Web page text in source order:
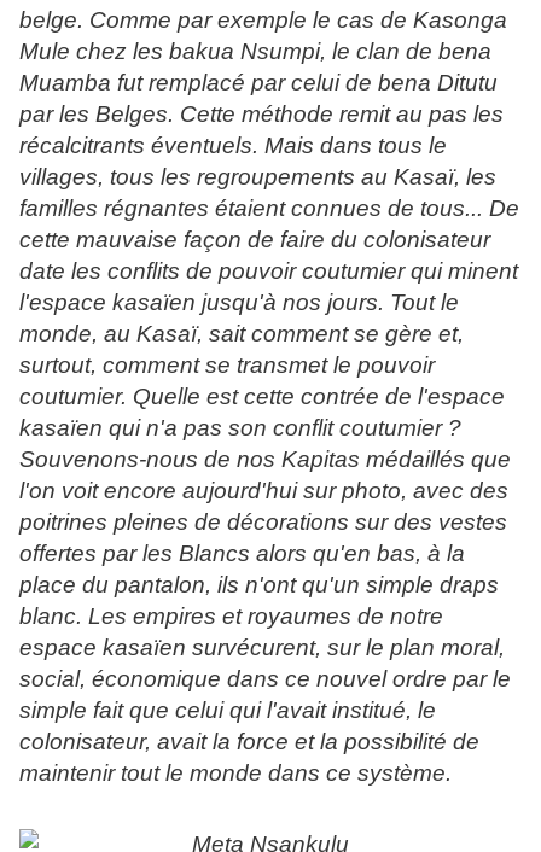
belge. Comme par exemple le cas de Kasonga
Mule chez les bakua Nsumpi, le clan de bena
Muamba fut remplacé par celui de bena Ditutu
par les Belges. Cette méthode remit au pas les
récalcitrants éventuels. Mais dans tous le
villages, tous les regroupements au Kasaï, les
familles régnantes étaient connues de tous... De
cette mauvaise façon de faire du colonisateur
date les conflits de pouvoir coutumier qui minent
l'espace kasaïen jusqu'à nos jours. Tout le
monde, au Kasaï, sait comment se gère et,
surtout, comment se transmet le pouvoir
coutumier. Quelle est cette contrée de l'espace
kasaïen qui n'a pas son conflit coutumier ?
Souvenons-nous de nos Kapitas médaillés que
l'on voit encore aujourd'hui sur photo, avec des
poitrines pleines de décorations sur des vestes
offertes par les Blancs alors qu'en bas, à la
place du pantalon, ils n'ont qu'un simple draps
blanc. Les empires et royaumes de notre
espace kasaïen survécurent, sur le plan moral,
social, économique dans ce nouvel ordre par le
simple fait que celui qui l'avait institué, le
colonisateur, avait la force et la possibilité de
maintenir tout le monde dans ce système.